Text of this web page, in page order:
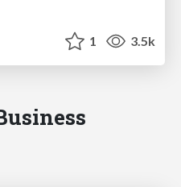
1 3.5k